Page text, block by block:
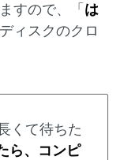
すので、「 は
ィスクのクロ
くて待ちた
ら、コンピ